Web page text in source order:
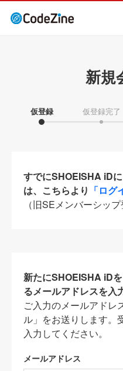
新規
仮登録 仮登録完了
すでにSHOEISHA iD
は、こちらより 「ログ
（旧SEメンバーシッ
新たにSHOEISHA iD
るメールアドレスを入
ご入力のメールアドレ
ル」をお送りします。
入力してください。
メールアドレス